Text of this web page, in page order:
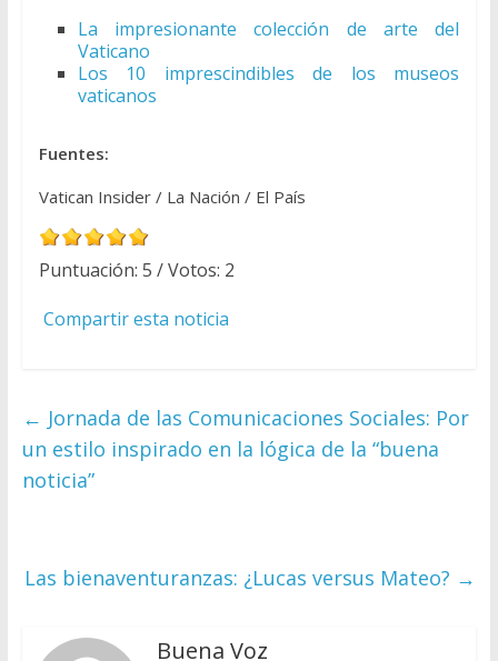
La impresionante colección de arte del
Vaticano
Los 10 imprescindibles de los museos
vaticanos
Fuentes:
Vatican Insider / La Nación / El País
Puntuación: 5 / Votos: 2
Compartir esta noticia
← Jornada de las Comunicaciones Sociales: Por
un estilo inspirado en la lógica de la “buena
noticia”
Las bienaventuranzas: ¿Lucas versus Mateo? →
Buena Voz